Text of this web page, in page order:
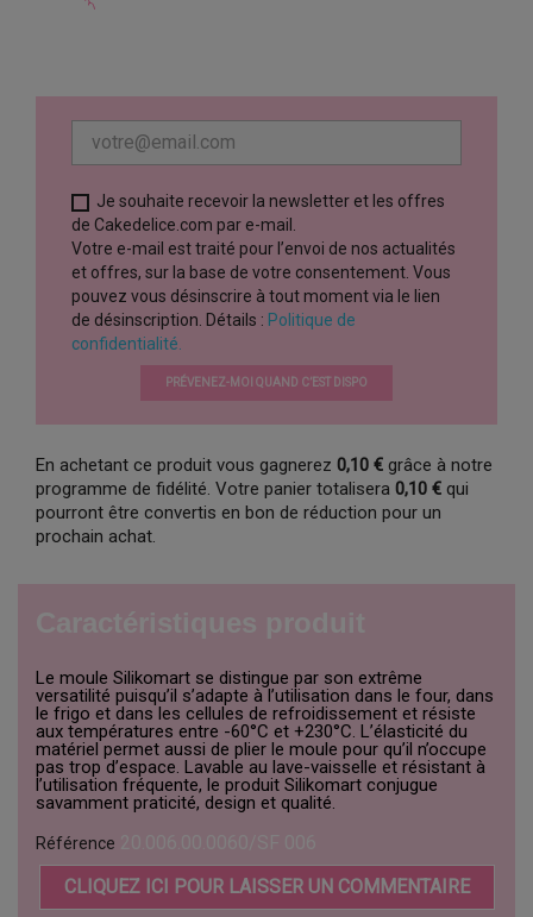
Je souhaite recevoir la newsletter et les offres
de Cakedelice.com par e-mail.
Votre e-mail est traité pour l’envoi de nos actualités
et offres, sur la base de votre consentement. Vous
pouvez vous désinscrire à tout moment via le lien
de désinscription. Détails : Politique de
confidentialité.
PRÉVENEZ-MOI QUAND C’EST DISPO
En achetant ce produit vous gagnerez 0,10 € grâce à notre
programme de fidélité. Votre panier totalisera 0,10 € qui
pourront être convertis en bon de réduction pour un
prochain achat.
Le moule Silikomart se distingue par son extrême
versatilité puisqu’il s’adapte à l’utilisation dans le four, dans
le frigo et dans les cellules de refroidissement et résiste
aux températures entre -60°C et +230°C. L’élasticité du
matériel permet aussi de plier le moule pour qu’il n’occupe
pas trop d’espace. Lavable au lave-vaisselle et résistant à
l’utilisation fréquente, le produit Silikomart conjugue
savamment praticité, design et qualité.
Référence
CLIQUEZ ICI POUR LAISSER UN COMMENTAIRE